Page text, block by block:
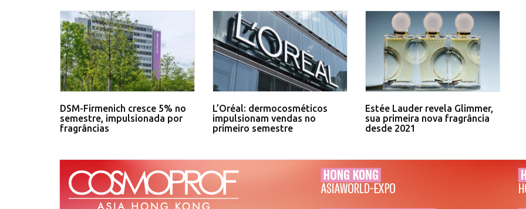
DSM-Firmenich cresce 5% no
semestre, impulsionada por
fragrâncias
L’Oréal: dermocosméticos
impulsionam vendas no
primeiro semestre
Estée Lauder revela Glimmer,
sua primeira nova fragrância
desde 2021